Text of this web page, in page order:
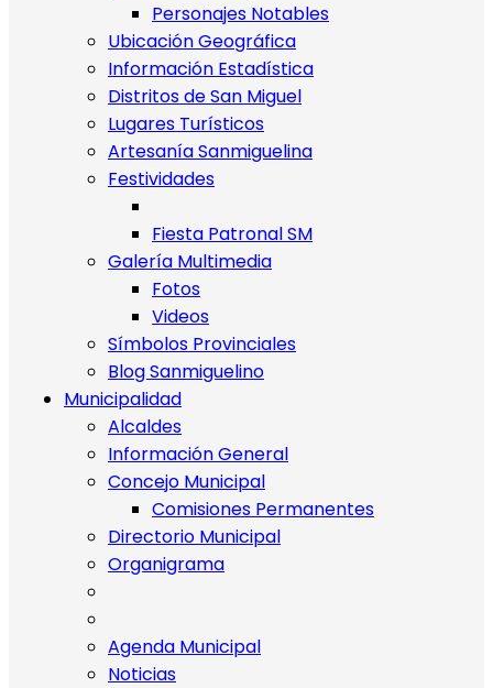
Personajes Notables
Ubicación Geográfica
Información Estadística
Distritos de San Miguel
Lugares Turísticos
Artesanía Sanmiguelina
Festividades
Fiesta Patronal SM
Galería Multimedia
Fotos
Videos
Símbolos Provinciales
Blog Sanmiguelino
Municipalidad
Alcaldes
Información General
Concejo Municipal
Comisiones Permanentes
Directorio Municipal
Organigrama
Agenda Municipal
Noticias